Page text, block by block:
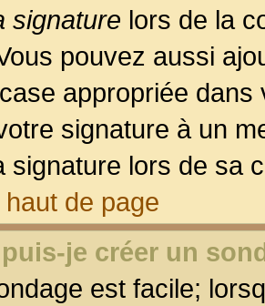
signature lors de la
pouvez aussi
appropriée
signature à un
signature lors de sa
de page
je créer un
est facile;